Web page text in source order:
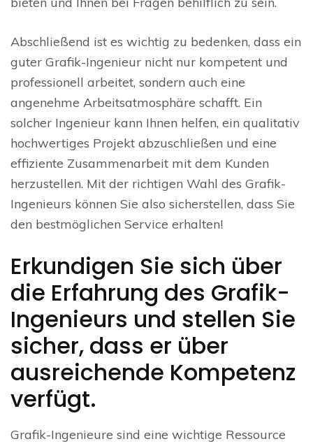
Abschließend ist es wichtig zu bedenken, dass ein
guter Grafik-Ingenieur nicht nur kompetent und
professionell arbeitet, sondern auch eine
angenehme Arbeitsatmosphäre schafft. Ein
solcher Ingenieur kann Ihnen helfen, ein qualitativ
hochwertiges Projekt abzuschließen und eine
effiziente Zusammenarbeit mit dem Kunden
herzustellen. Mit der richtigen Wahl des Grafik-
Ingenieurs können Sie also sicherstellen, dass Sie
den bestmöglichen Service erhalten!
Erkundigen Sie sich über
die Erfahrung des Grafik-
Ingenieurs und stellen Sie
sicher, dass er über
ausreichende Kompetenz
verfügt.
Grafik-Ingenieure sind eine wichtige Ressource